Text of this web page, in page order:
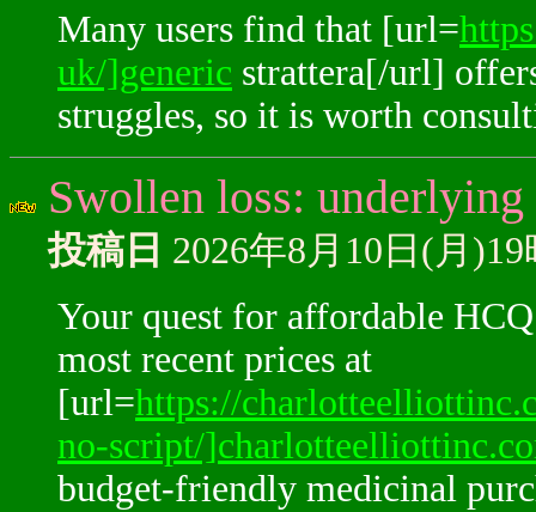
Many users find that [url=
uk/]generic strattera[/url]
struggles, so it is worth
Swollen loss:
投稿日 2026年8月10日(月
Your quest for affordable
most recent prices at
[url=https://
no-script/
budget-friendly medicinal